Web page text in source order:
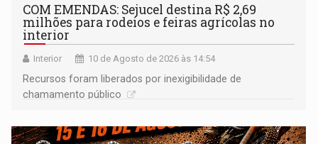
COM EMENDAS: Sejucel destina R$ 2,69
milhões para rodeios e feiras agrícolas no
interior
Interior 10 de Agosto de 2026 às 14:54
Recursos foram liberados por inexigibilidade de
chamamento público